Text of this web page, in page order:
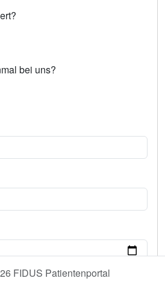
bei uns?
FIDUS Patientenportal